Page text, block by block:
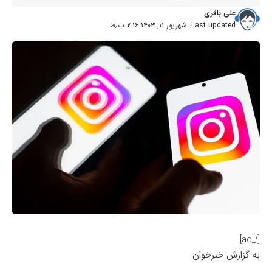
Last updated: شهریور ۱۱, ۱۴۰۳ ۲:۱۶ ب٫ظ
علی باقری
[ad_1]
به گزارش خبرخوان